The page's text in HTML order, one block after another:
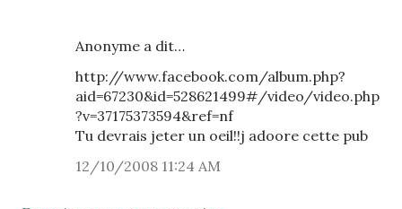
Anonyme a dit…
http://www.facebook.com/album.php?
aid=67230&id=528621499#/video/video.php
?v=37175373594&ref=nf
Tu devrais jeter un oeil!!j adoore cette pub
12/10/2008 11:24 AM